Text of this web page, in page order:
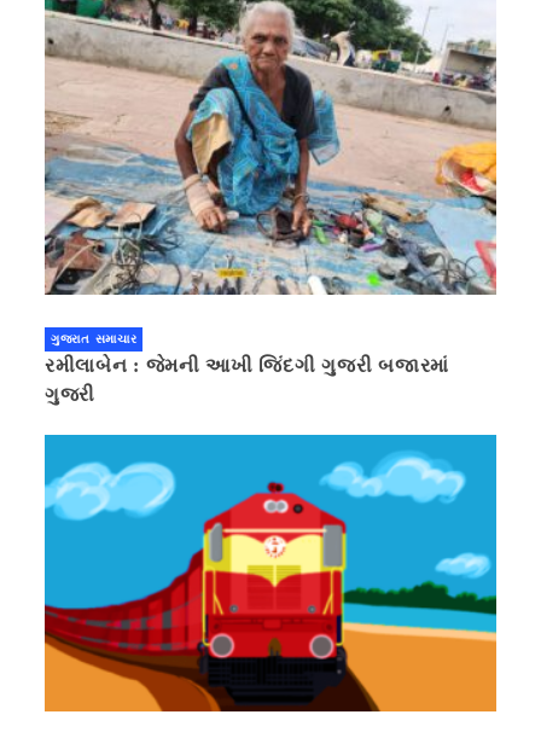
ગુજરાત સમાચાર
રમીલાબેન : જેમની આખી જિંદગી ગુજરી બજારમાં
ગુજરી